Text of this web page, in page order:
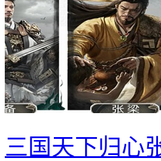
三国天下归心